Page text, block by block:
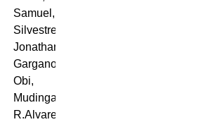
Samuel,
Silvestre,
Jonathan,
Gargano,
Obi,
Mudingayi,
R.Alvarez